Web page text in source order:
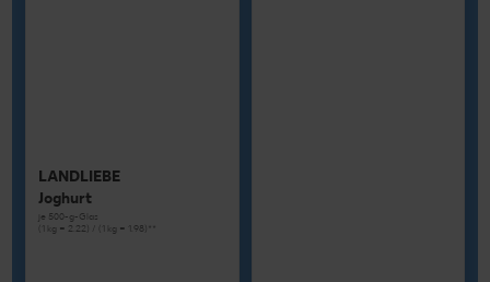
LANDLIEBE
Joghurt
je 500-g-Glas
(1 kg = 2.22) / (1 kg = 1.98)**